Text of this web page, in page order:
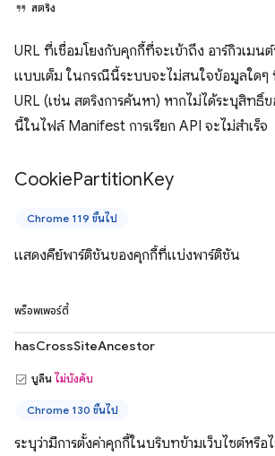
สตริง
URL ที่เชื่อมโยงกับคุกกี้ที่จะเข้าถึง อาร์กิวเมน
แบบเต็ม ในกรณีนี้ระบบจะไม่สนใจข้อมูลใดๆ
URL (เช่น สตริงการค้นหา) หากไม่ได้ระบุสิทธิ์
นี้ในไฟล์ Manifest การเรียก API จะไม่สำเร็จ
CookiePartitionKey
Chrome 119 ขึ้นไป
แสดงคีย์พาร์ติชันของคุกกี้ที่แบ่งพาร์ติชัน
พร็อพเพอร์ตี้
hasCrossSiteAncestor
บูลีน ไม่บังคับ
Chrome 130 ขึ้นไป
ระบุว่ามีการตั้งค่าคุกกี้ในบริบทข้ามเว็บไซต์หรื